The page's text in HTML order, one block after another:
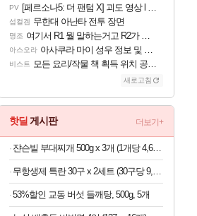
PV [페르소나5: 더 팬텀 X] 괴도 영상 l 타카마키 안·댄싱 스타
섭컬겜 무한대 아난타 전투 장면
명조 여기서 R1 뭘 말하는거고 R2가 뭘말하는걸까요?
아스오라 아사쿠라 마이 성우 정보 및 주요 필모
비스트 모든 요리/작물 책 획득 위치 공략 (36개) - 미식가 도전과제
새로고침
핫딜 게시판 더보기+
쟌슨빌 부대찌개 500g x 3개 (1개당 4,633원)
무항생제 특란 30구 x 2세트 (30구당 9,250원)
53%할인 교동 버섯 들깨탕, 500g, 5개